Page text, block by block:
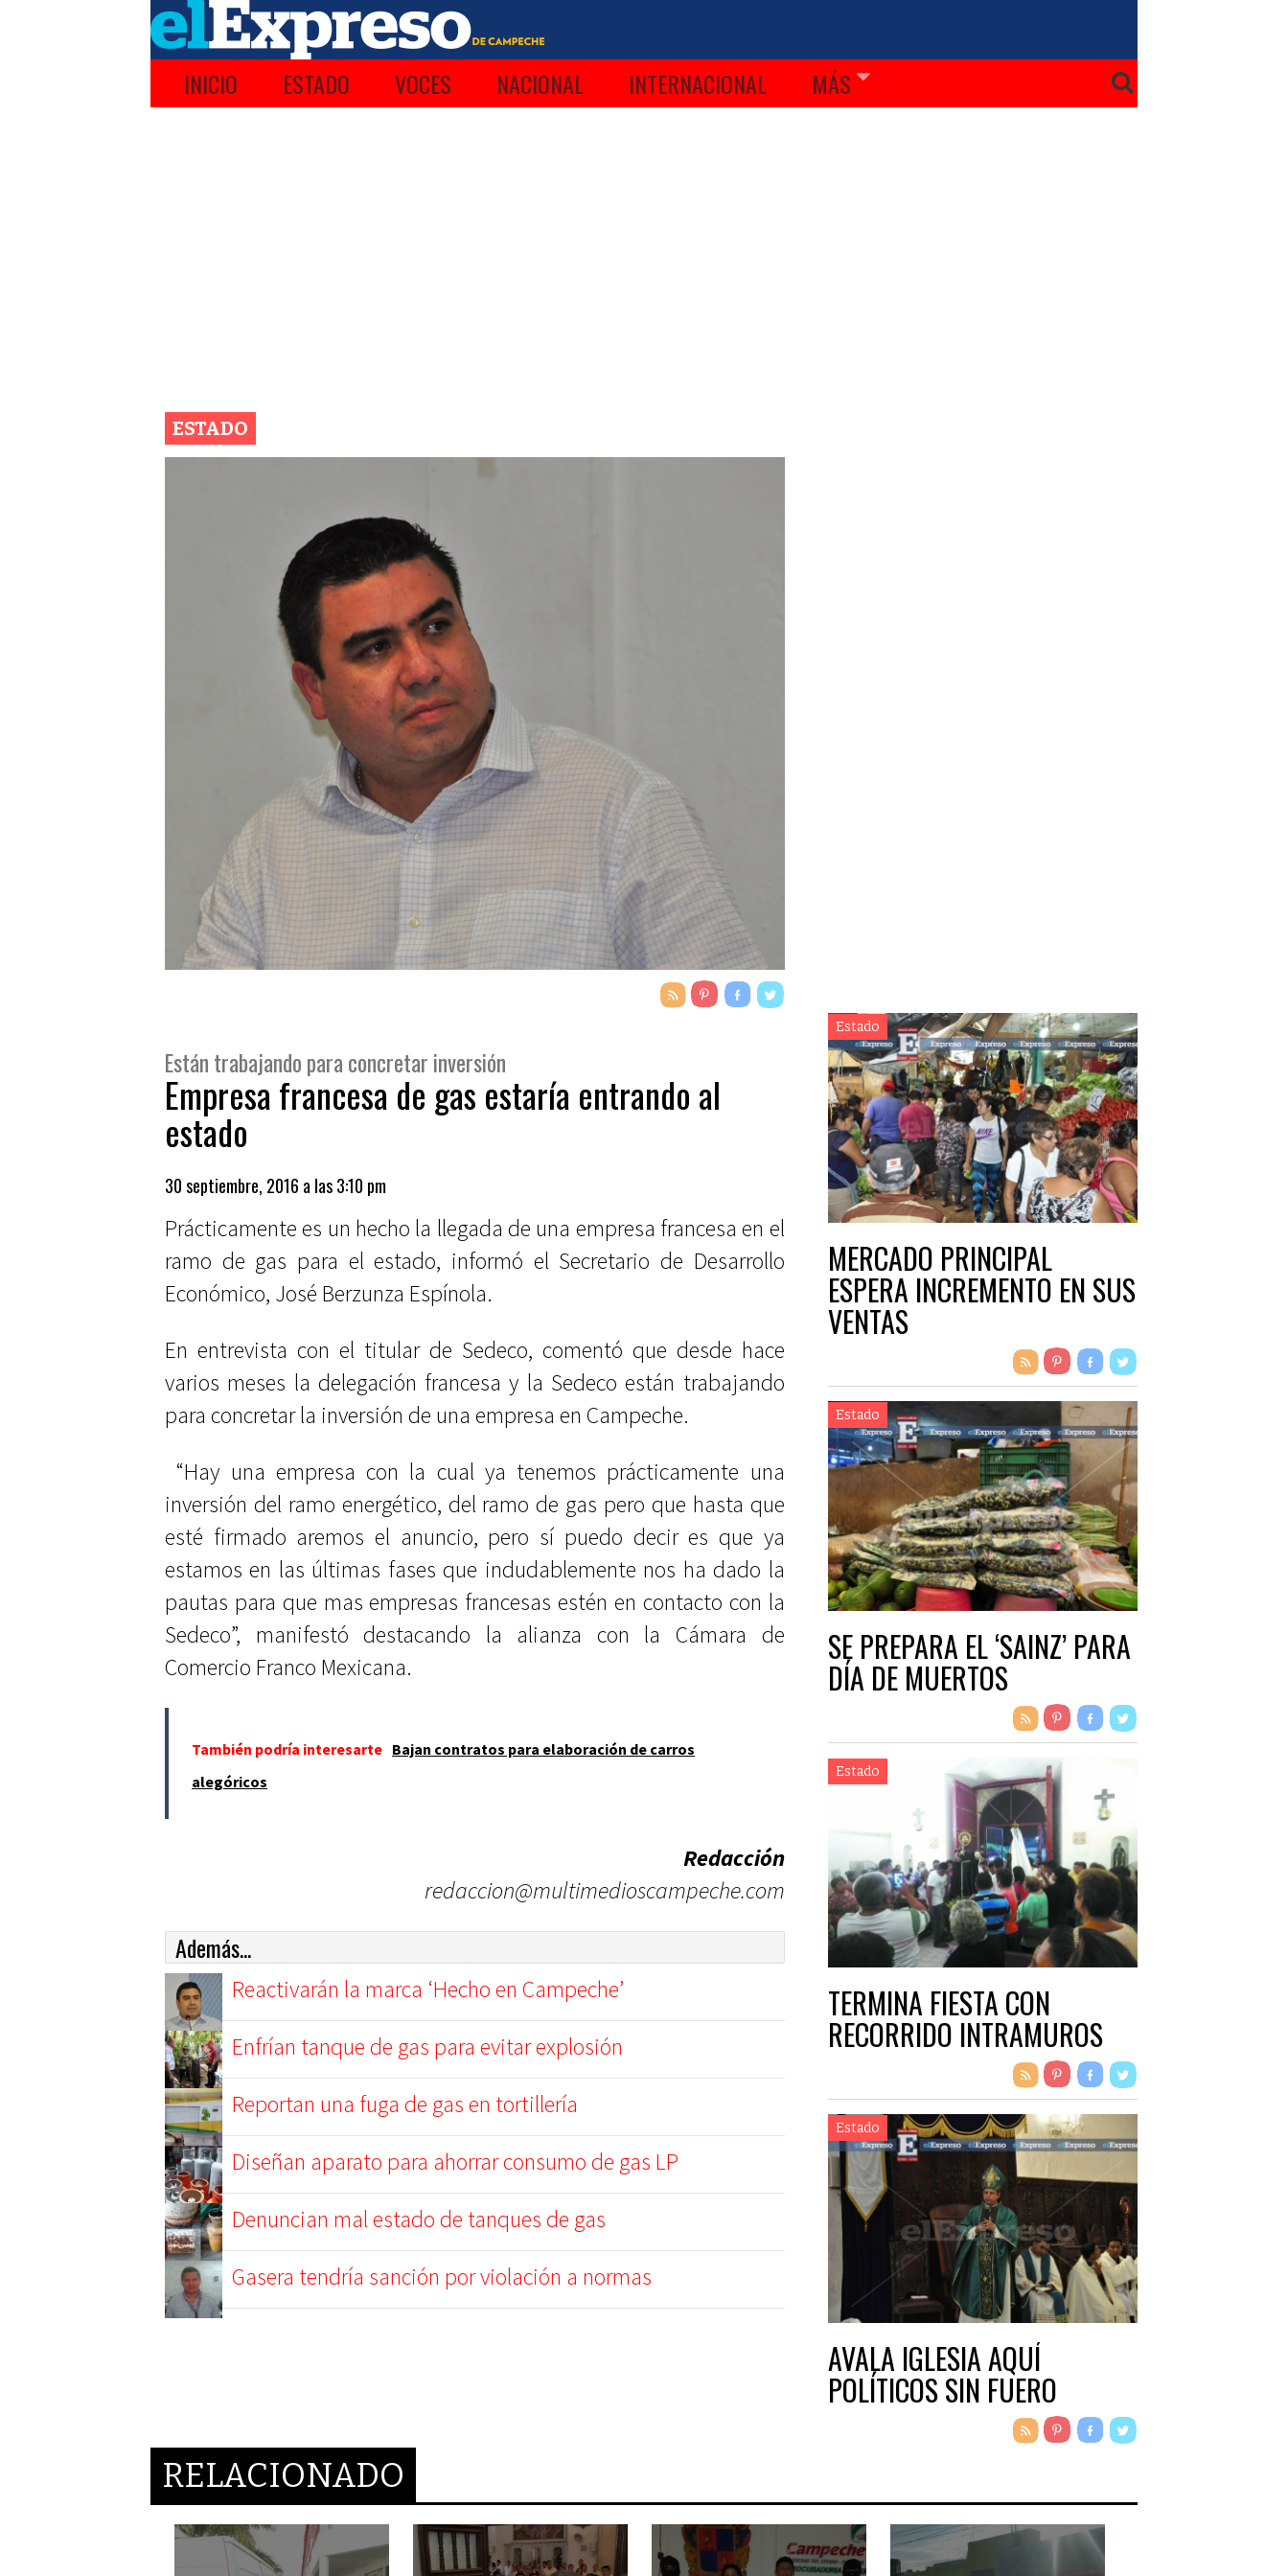
INICIO ESTADO VOCES NACIONAL INTERNACIONAL MÁS
ESTADO
Están trabajando para concretar inversión
Empresa francesa de gas estaría entrando al
estado
30 septiembre, 2016 a las 3:10 pm
Prácticamente es un hecho la llegada de una empresa francesa en el
ramo de gas para el estado, informó el Secretario de Desarrollo
Económico, José Berzunza Espínola.
En entrevista con el titular de Sedeco, comentó que desde hace
varios meses la delegación francesa y la Sedeco están trabajando
para concretar la inversión de una empresa en Campeche.
“Hay una empresa con la cual ya tenemos prácticamente una
inversión del ramo energético, del ramo de gas pero que hasta que
esté firmado aremos el anuncio, pero sí puedo decir es que ya
estamos en las últimas fases que indudablemente nos ha dado la
pautas para que mas empresas francesas estén en contacto con la
Sedeco”, manifestó destacando la alianza con la Cámara de
Comercio Franco Mexicana.
También podría interesarte Bajan contratos para elaboración de carros
alegóricos
Redacción
redaccion@multimedioscampeche.com
Además...
Reactivarán la marca ‘Hecho en Campeche’
Enfrían tanque de gas para evitar explosión
Reportan una fuga de gas en tortillería
Diseñan aparato para ahorrar consumo de gas LP
Denuncian mal estado de tanques de gas
Gasera tendría sanción por violación a normas
Estado
MERCADO PRINCIPAL
ESPERA INCREMENTO EN SUS
VENTAS
Estado
SE PREPARA EL ‘SAINZ’ PARA
DÍA DE MUERTOS
Estado
TERMINA FIESTA CON
RECORRIDO INTRAMUROS
Estado
AVALA IGLESIA AQUÍ
POLÍTICOS SIN FUERO
RELACIONADO